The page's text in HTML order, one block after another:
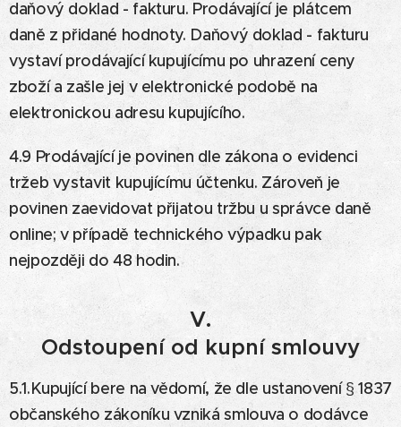
daňový doklad - fakturu. Prodávající je plátcem
daně z přidané hodnoty. Daňový doklad - fakturu
vystaví prodávající kupujícímu po uhrazení ceny
zboží a zašle jej v elektronické podobě na
elektronickou adresu kupujícího.
4.9 Prodávající je povinen dle zákona o evidenci
tržeb vystavit kupujícímu účtenku. Zároveň je
povinen zaevidovat přijatou tržbu u správce daně
online; v případě technického výpadku pak
nejpozději do 48 hodin.
V.
Odstoupení od kupní smlouvy
5.1.Kupující bere na vědomí, že dle ustanovení § 1837
občanského zákoníku vzniká smlouva o dodávce